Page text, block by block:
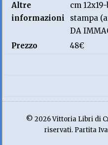
Altre
informazioni
cm
stampa
DA
Prezzo
48€
© 2026 Vittoria Libri di
riservati. Partita Iva